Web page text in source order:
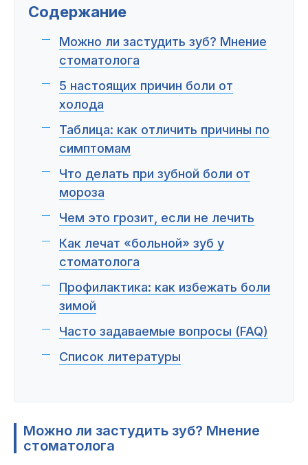
Пациентам
Гарантии Информация О компании
Содержание
Можно ли застудить зуб? Мнение
стоматолога
5 настоящих причин боли от
холода
Таблица: как отличить причины по
симптомам
Что делать при зубной боли от
мороза
Чем это грозит, если не лечить
Как лечат «больной» зуб у
стоматолога
Профилактика: как избежать боли
зимой
Часто задаваемые вопросы (FAQ)
Список литературы
Можно ли застудить зуб? Мнение
стоматолога